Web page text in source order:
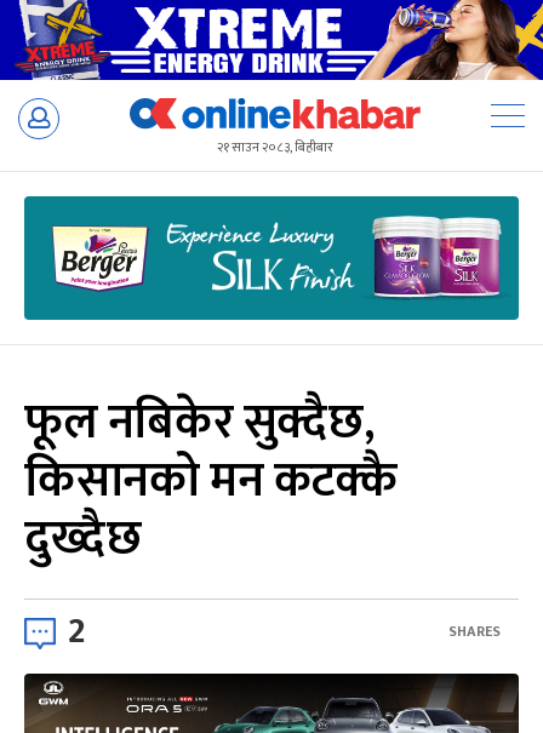
Skip
२१ साउन २०८३, बिहीबार
फूल नबिकेर सुक्दैछ,
किसानको मन कटक्कै
दुख्दैछ
2 SHARES